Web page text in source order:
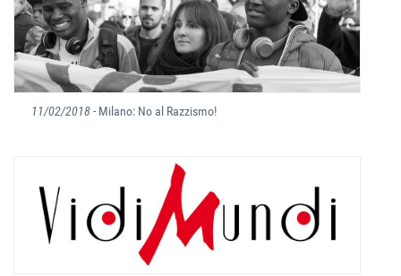
11/02/2018- Milano: No al Razzismo!